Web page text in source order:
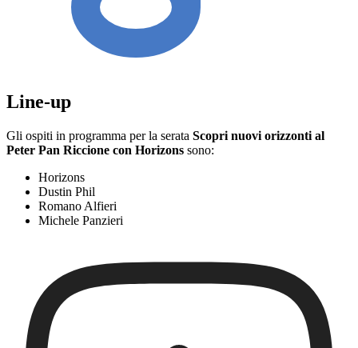
Line-up
Gli ospiti in programma per la serata Scopri nuovi orizzonti al
Peter Pan Riccione con Horizons sono:
Horizons
Dustin Phil
Romano Alfieri
Michele Panzieri